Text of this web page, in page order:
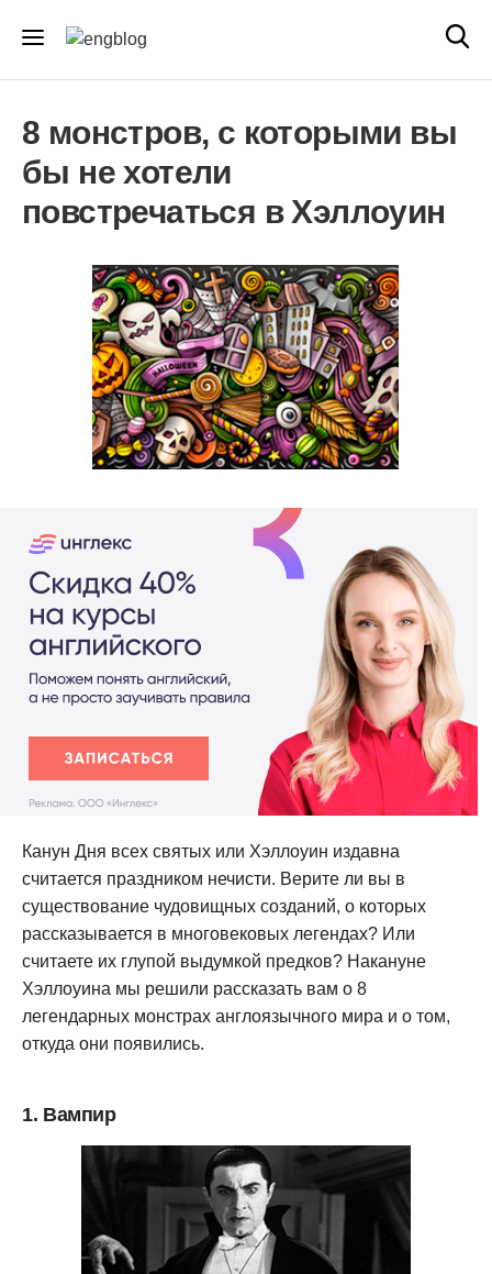
8 монстров, с которыми вы
бы не хотели
повстречаться в Хэллоуин
Канун Дня всех святых или Хэллоуин издавна
считается праздником нечисти. Верите ли вы в
существование чудовищных созданий, о которых
рассказывается в многовековых легендах? Или
считаете их глупой выдумкой предков? Накануне
Хэллоуина мы решили рассказать вам о 8
легендарных монстрах англоязычного мира и о том,
откуда они появились.
1. Вампир